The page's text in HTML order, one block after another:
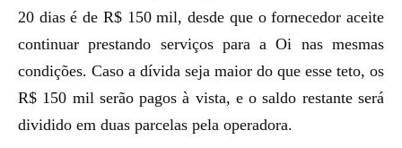
20 dias é de R$ 150 mil, desde que o fornecedor aceite
continuar prestando serviços para a Oi nas mesmas
condições. Caso a dívida seja maior do que esse teto, os
R$ 150 mil serão pagos à vista, e o saldo restante será
dividido em duas parcelas pela operadora.